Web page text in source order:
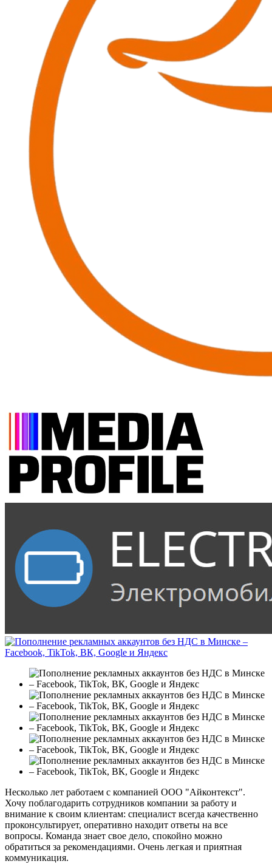
Несколько лет работаем с компанией ООО "Айконтекст".
Хочу поблагодарить сотрудников компании за работу и
внимание к своим клиентам: специалист всегда качественно
проконсультирует, оперативно находит ответы на все
вопросы. Команда знает свое дело, спокойно можно
обратиться за рекомендациями. Очень легкая и приятная
коммуникация.